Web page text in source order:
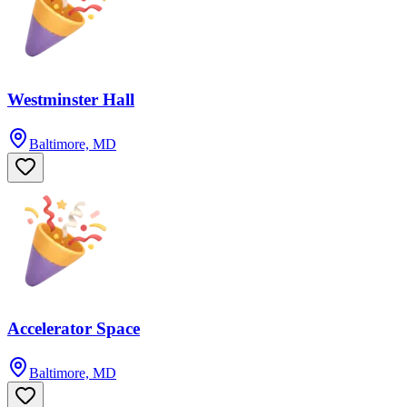
Westminster Hall
Baltimore, MD
Accelerator Space
Baltimore, MD